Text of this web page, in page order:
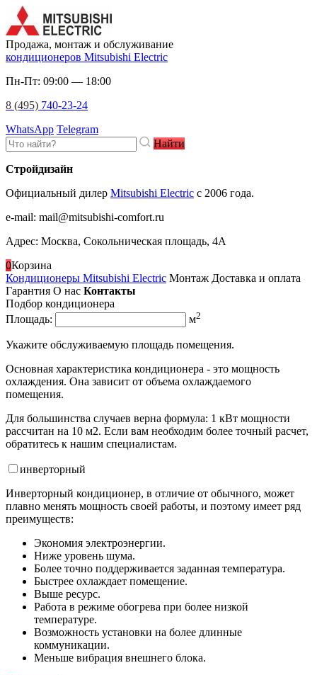
Продажа, монтаж и обслуживание
кондиционеров Mitsubishi Electric
Пн-Пт: 09:00 — 18:00
8 (495) 740-23-24
WhatsApp Telegram
Найти
Стройдизайн
Официальный дилер Mitsubishi Electric c 2006 года.
e-mail: mail@mitsubishi-comfort.ru
Адрес: Москва, Сокольническая площадь, 4А
0Корзина
Кондиционеры Mitsubishi Electric Монтаж Доставка и оплата
Гарантия О нас Контакты
Подбор кондиционера
Площадь:
м2
Укажите обслуживаемую площадь помещения.
Основная характеристика кондиционера - это мощность
охлаждения. Она зависит от объема охлаждаемого
помещения.
Для большинства случаев верна формула: 1 кВт мощности
рассчитан на 10 м2. Если вам необходим более точный расчет,
обратитесь к нашим специалистам.
инверторный
Инверторный кондиционер, в отличие от обычного, может
плавно менять мощность своей работы, и поэтому имеет ряд
преимуществ:
Экономия электроэнергии.
Ниже уровень шума.
Более точно поддерживается заданная температура.
Быстрее охлаждает помещение.
Выше ресурс.
Работа в режиме обогрева при более низкой
температуре.
Возможность установки на более длинные
коммуникации.
Меньше вибрация внешнего блока.